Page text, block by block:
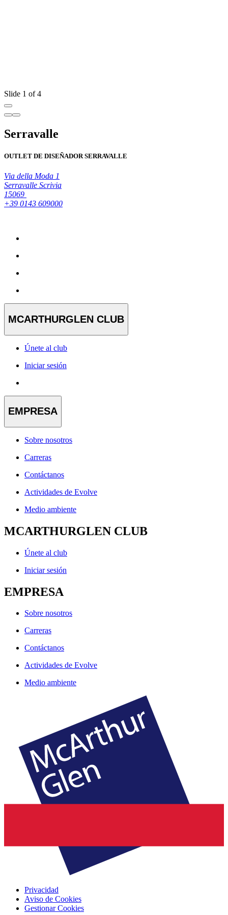
Slide 1 of 4
Serravalle
OUTLET DE DISEÑADOR SERRAVALLE
Via della Moda 1
Serravalle Scrivia
15069
+39 0143 609000
MCARTHURGLEN CLUB
Únete al club
Iniciar sesión
EMPRESA
Sobre nosotros
Carreras
Contáctanos
Actividades de Evolve
Medio ambiente
MCARTHURGLEN CLUB
Únete al club
Iniciar sesión
EMPRESA
Sobre nosotros
Carreras
Contáctanos
Actividades de Evolve
Medio ambiente
Privacidad
Aviso de Cookies
Gestionar Cookies